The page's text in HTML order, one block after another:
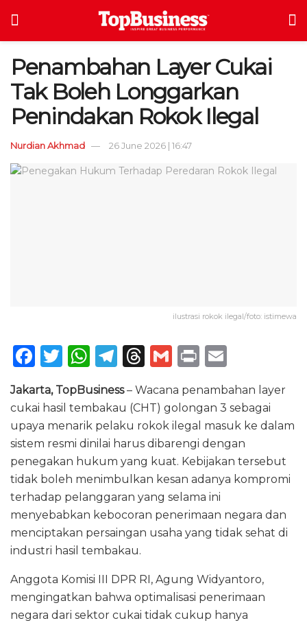
Penambahan Layer Cukai
Tak Boleh Longgarkan
Penindakan Rokok Ilegal
Nurdian Akhmad 26 June 2026 | 16:47
ilustrasi rokok ilegal/foto: istimewa
F
c
e
b
o
o
k
T
it
te
r
W
h
a
ts
A
p
p
T
e
g
ra
m
T
re
a
d
s
G
ai
l
P
n
t
ai
l
Jakarta, TopBusiness– Wacana penambahan layer
cukai hasil tembakau (CHT) golongan 3 sebagai
upaya menarik pelaku rokok ilegal masuk ke dalam
sistem resmi dinilai harus dibarengi dengan
penegakan hukum yang kuat. Kebijakan tersebut
tidak boleh menimbulkan kesan adanya kompromi
terhadap pelanggaran yang selama ini
menyebabkan kebocoran penerimaan negara dan
menciptakan persaingan usaha yang tidak sehat di
industri hasil tembakau.
Anggota Komisi III DPR RI, Agung Widyantoro,
mengingatkan bahwa optimalisasi penerimaan
negara dari sektor cukai tidak cukup hanya